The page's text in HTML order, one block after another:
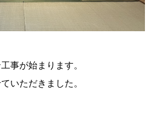
事が始まります。
いただきました。